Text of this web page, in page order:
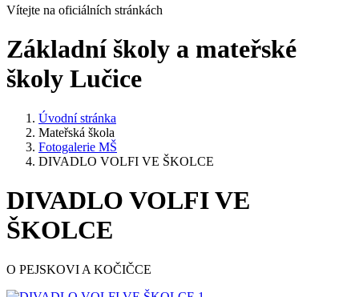
Vítejte na oficiálních stránkách
Základní školy a mateřské
školy Lučice
Úvodní stránka
Mateřská škola
Fotogalerie MŠ
DIVADLO VOLFI VE ŠKOLCE
DIVADLO VOLFI VE
ŠKOLCE
O PEJSKOVI A KOČIČCE